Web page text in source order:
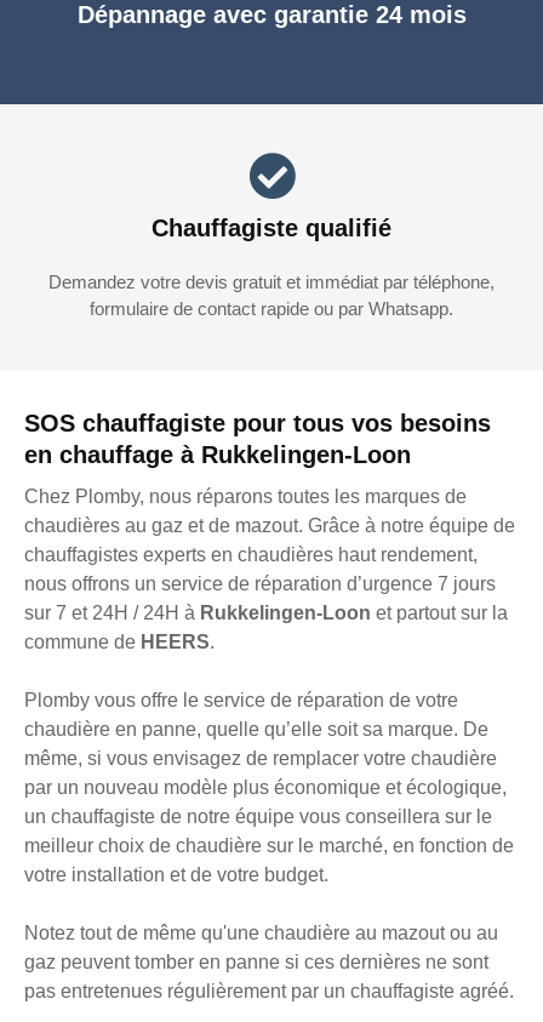
SOS chauffagiste pour tous vos besoins
en chauffage à Rukkelingen-Loon
Chez Plomby, nous réparons toutes les marques de
chaudières au gaz et de mazout. Grâce à notre équipe de
chauffagistes experts en chaudières haut rendement,
nous offrons un service de réparation d’urgence 7 jours
sur 7 et 24H / 24H à Rukkelingen-Loon et partout sur la
commune de HEERS.
Plomby vous offre le service de réparation de votre
chaudière en panne, quelle qu’elle soit sa marque. De
même, si vous envisagez de remplacer votre chaudière
par un nouveau modèle plus économique et écologique,
un chauffagiste de notre équipe vous conseillera sur le
meilleur choix de chaudière sur le marché, en fonction de
votre installation et de votre budget.
Notez tout de même qu'une chaudière au mazout ou au
gaz peuvent tomber en panne si ces dernières ne sont
pas entretenues régulièrement par un chauffagiste agréé.
Dépannage avec garantie 24 mois
Chauffagiste qualifié
Demandez votre devis gratuit et immédiat par téléphone,
formulaire de contact rapide ou par Whatsapp.